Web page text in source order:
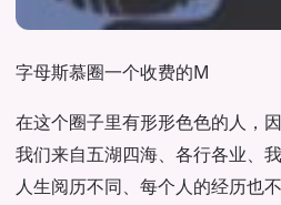
字母斯慕圈一个收费的M
在这个圈子里有形形色色的人，
我们来自五湖四海、各行各业、
人生阅历不同、每个人的经历也